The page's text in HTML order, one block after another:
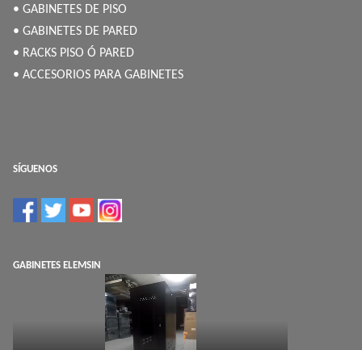
• GABINETES DE PISO
• GABINETES DE PARED
• RACKS PISO Ó PARED
• ACCESORIOS PARA GABINETES
SÍGUENOS
GABINETES ELEMSIN